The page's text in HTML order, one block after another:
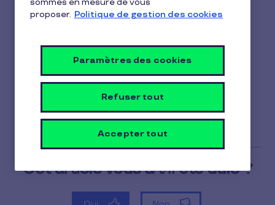
personnel Pluxee. Une fois votre demande
employeur.
-Soit votre employeur centralise lui-même les
sommes en mesure de vous
proposer. Politique de gestion des cookies
Paramètres des cookies
Refuser tout
Accepter tout